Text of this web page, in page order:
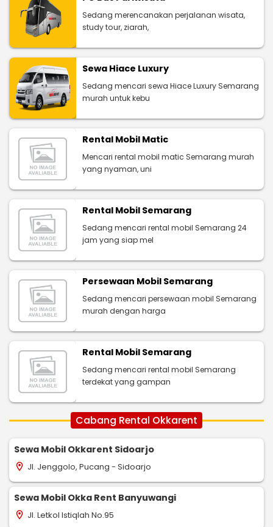
Sedang merencanakan perjalanan wisata,
study tour, ziarah,
Sewa Hiace Luxury
Sedang mencari sewa Hiace Luxury Semarang
murah untuk kebu
Rental Mobil Matic
Mencari rental mobil matic Semarang murah
yang nyaman, uni
Rental Mobil Semarang
Sedang mencari rental mobil Semarang 24
jam yang siap mel
Persewaan Mobil Semarang
Sedang mencari persewaan mobil Semarang
murah dengan harga
Rental Mobil Semarang
Sedang mencari rental mobil Semarang
terdekat yang gampan
Cabang Rental Okkarent
Sewa Mobil Okkarent Sidoarjo
location_on Jl. Jenggolo, Pucang - Sidoarjo
Sewa Mobil Okka Rent Banyuwangi
location_on Jl. Letkol Istiqlah No.95